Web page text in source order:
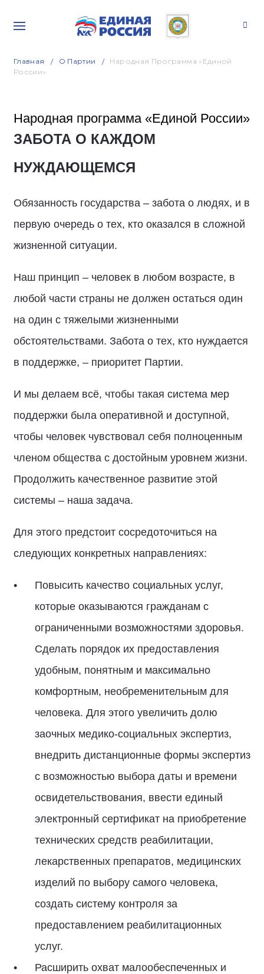
Главная О Партии
Народная Программа «Единой
России»
Народная программа «Единой России»
ЗАБОТА О КАЖДОМ
НУЖДАЮЩЕМСЯ
Обязанность государства – забота о людях, и в
первую очередь о тех, кто оказался в сложной
жизненной ситуации.
Наш принцип – человек в любом возрасте, в
любой части страны не должен остаться один
на один с тяжелыми жизненными
обстоятельствами. Забота о тех, кто нуждается
в поддержке, – приоритет Партии.
И мы делаем всё, чтобы такая система мер
поддержки была оперативной и доступной,
чтобы человек чувствовал себя полноценным
членом общества с достойным уровнем жизни.
Продолжить качественное развитие этой
системы – наша задача.
Для этого предстоит сосредоточиться на
следующих конкретных направлениях:
Повысить качество социальных услуг,
которые оказываются гражданам с
ограниченными возможностями здоровья.
Сделать порядок их предоставления
удобным, понятным и максимально
комфортным, необременительным для
человека. Для этого увеличить долю
заочных медико-социальных экспертиз,
внедрить дистанционные формы экспертиз
с возможностью выбора даты и времени
освидетельствования, ввести единый
электронный сертификат на приобретение
технических средств реабилитации,
лекарственных препаратов, медицинских
изделий по выбору самого человека,
создать систему контроля за
предоставлением реабилитационных
услуг.
Расширить охват малообеспеченных и